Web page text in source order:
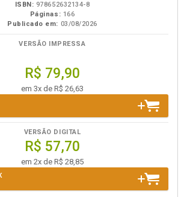
ISBN: 978652632134-8
Páginas: 166
Publicado em: 03/08/2026
VERSÃO IMPRESSA
R$ 79,90
em 3x de R$ 26,63
VERSÃO DIGITAL
R$ 57,70
em 2x de R$ 28,85